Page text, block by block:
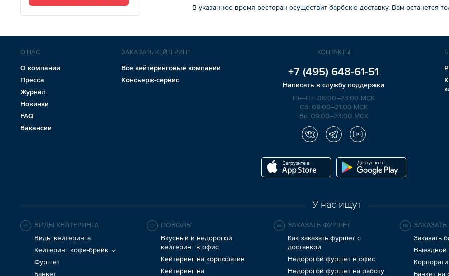
В указанное время ресторан осуществит барбекю доставку. Вам останется
О НАС
О компании
Пресса
Журнал
Новинки
FAQ
Вакансии
ЗАКАЗАТЬ КЕЙТЕРИНГ
Все кейтеринговые компании
Консьерж-сервис
КОНТАКТЫ
+7 (495) 648-61-51
Написать в службу поддержки
Пн–Пт: 08:00–23:00 МСК
Сб: 09:00–21:00 МСК
Вс: 09:00–23:00 МСК
У нас ищут
ВИДЫ КЕЙТЕРИНГА
Виды кейтеринга
Кейтеринг кофе-брейк
Фуршет
Банкет
ПОВОДЫ
Вкусный и недорогой
кейтеринг в офис
Кейтеринг на корпоратив
Кейтеринг на
ЗАКАЗАТЬ ФУРШЕТ
Как заказать фуршет с
доставкой
Недорогой фуршет в офис
Недорогой фуршет на работу
Заказать
Выездной
Банкет на